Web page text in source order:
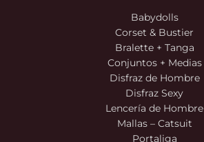
Babydolls
Corset & Bustier
Bralette + Tanga
Conjuntos + Medias
Disfraz de Hombre
Disfraz Sexy
Lencería de Hombre
Mallas – Catsuit
Portaliga